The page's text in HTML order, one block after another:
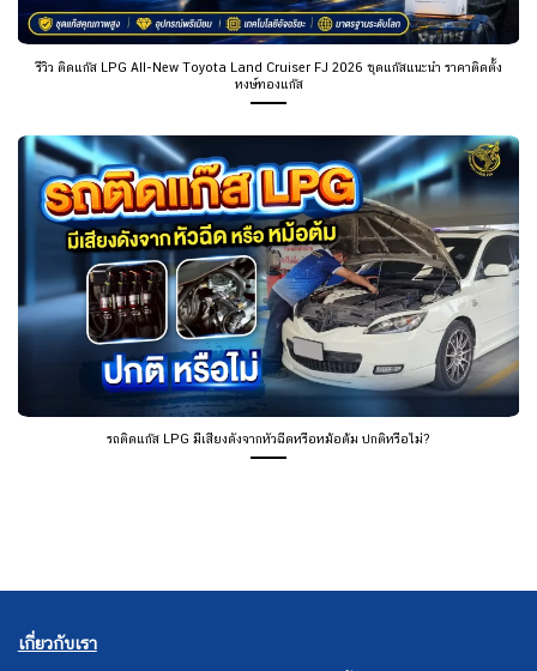
รีวิว ติดแก๊ส LPG All-New Toyota Land Cruiser FJ 2026 ชุดแก๊สแนะนำ ราคาติดตั้ง
หงษ์ทองแก๊ส
รถติดแก๊ส LPG มีเสียงดังจากหัวฉีดหรือหม้อต้ม ปกติหรือไม่?
เกี่ยวกับเรา